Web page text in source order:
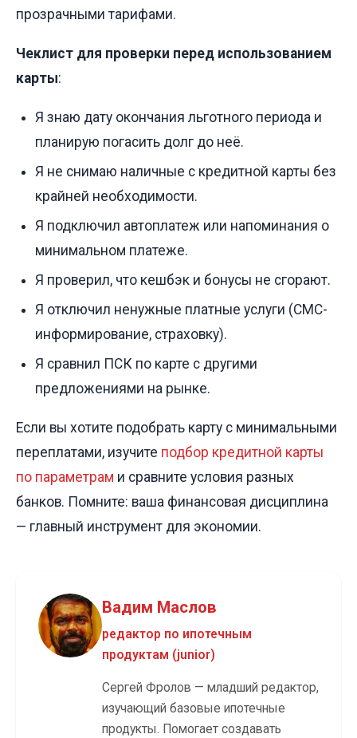
прозрачными тарифами.
Чеклист для проверки перед использованием
карты:
Я знаю дату окончания льготного периода и
планирую погасить долг до неё.
Я не снимаю наличные с кредитной карты без
крайней необходимости.
Я подключил автоплатеж или напоминания о
минимальном платеже.
Я проверил, что кешбэк и бонусы не сгорают.
Я отключил ненужные платные услуги (СМС-
информирование, страховку).
Я сравнил ПСК по карте с другими
предложениями на рынке.
Если вы хотите подобрать карту с минимальными
переплатами, изучите подбор кредитной карты
по параметрам и сравните условия разных
банков. Помните: ваша финансовая дисциплина
— главный инструмент для экономии.
Вадим Маслов
редактор по ипотечным
продуктам (junior)
Сергей Фролов — младший редактор,
изучающий базовые ипотечные
продукты. Помогает создавать